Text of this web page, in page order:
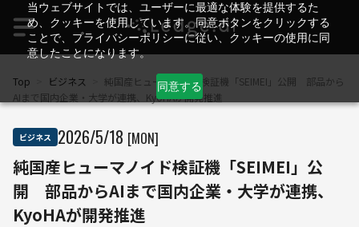
当ウェブサイトでは、ユーザーに最適な体験を提供するた
め、クッキーを使用しています。同意ボタンをクリックする
ことで、プライバシーポリシーに従い、クッキーの使用に同
意したことになります。
同意する
Top ビジネス
純国産ヒューマノイド検証機「SEIMEI」公開 部品から
AIまで国内企業・大学が連携、KyoHAが開発推進
ビジネス 2026/5/18 [MON]
純国産ヒューマノイド検証機「SEIMEI」公
開 部品からAIまで国内企業・大学が連携、
KyoHAが開発推進